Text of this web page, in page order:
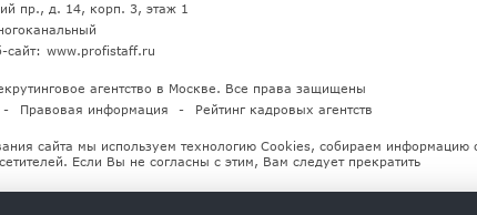
пр., д. 14, корп. 3, этаж 1
сайт: www.profistaff.ru
агентство в Москве. Все права защищены
Правовая информация Рейтинг кадровых агентств
сайта мы используем технологию Cookies, собираем информацию
Если Вы не согласны с этим, Вам следует прекратить